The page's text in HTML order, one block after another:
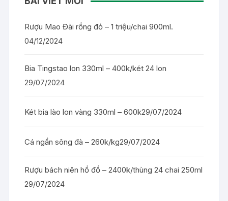
Rượu Mao Đài rồng đỏ – 1 triệu/chai 900ml.
04/12/2024
Bia Tingstao lon 330ml – 400k/két 24 lon
29/07/2024
Két bia lào lon vàng 330ml – 600k29/07/2024
Cá ngần sông đà – 260k/kg29/07/2024
Rượu bách niên hồ đồ – 2400k/thùng 24 chai 250ml
29/07/2024